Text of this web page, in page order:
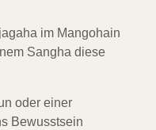
im Mangohain
Sangha diese
oder einer
Bewusstsein